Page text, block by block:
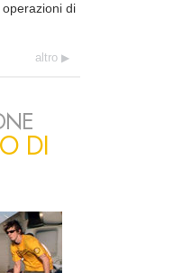
di
altro
DI